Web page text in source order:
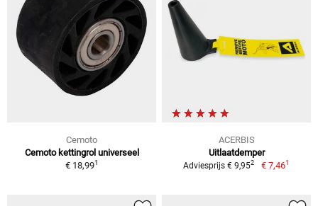
Cemoto
Cemoto kettingrol universeel
€ 18,991
ACERBIS
Uitlaatdemper
Adviesprijs € 9,952 € 7,461